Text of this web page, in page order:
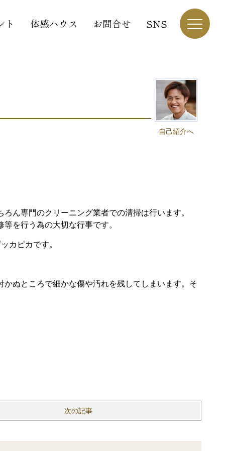
ト 体感ハウス お問合せ SNS
自己紹介へ
ん専門のクリーニング業者での清掃は行います。
を行う為の大切な行事です。
カピカです。
ぬところで細かな傷や汚れを残してしまいます。そ
次の記事